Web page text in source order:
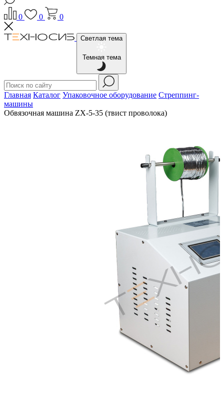
0 0 0
Светлая тема
Темная тема
Главная Каталог Упаковочное оборудование Стреппинг-
машины
Обвязочная машина ZX-5-35 (твист проволока)